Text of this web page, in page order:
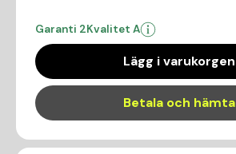
Garanti 2Kvalitet A
Lägg i varukorgen
Betala och hämta